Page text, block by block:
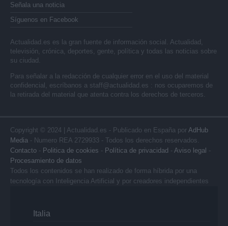
Señala una noticia
Síguenos en Facebook
Actualidad.es es la gran fuente de información social. Actualidad,
televisión, crónica, deportes, gente, política y todas las noticias sobre
su ciudad.
Para señalar a la redacción de cualquier error en el uso del material
confidencial, escríbanos a staff@actualidad.es : nos ocuparemos de
la retirada del material que atenta contra los derechos de terceros.
Copyright © 2024 | Actualidad.es - Publicado en España por AdHub
Media - Numero REA 2729933 - Todos los derechos reservados.
Contacto - Politica de cookies - Política de privacidad - Aviso legal -
Procesamiento de datos
Todos los contenidos se han realizado de forma híbrida por una
tecnología con Inteligencia Artificial y por creadores independientes
Italia